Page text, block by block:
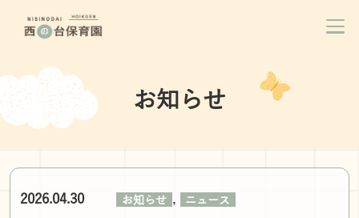
お知らせ
2026.04.30 お知らせ , ニュース